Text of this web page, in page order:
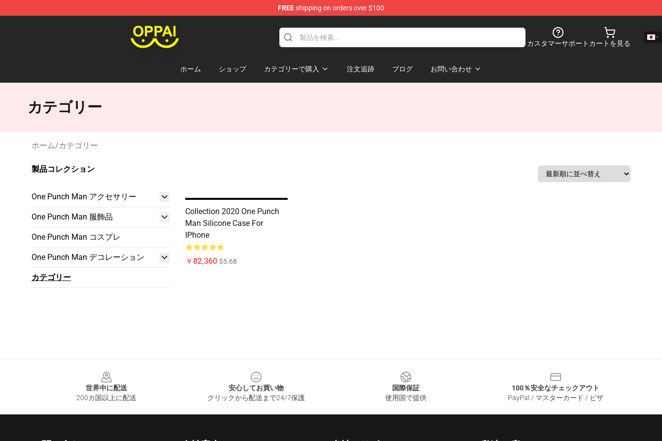
FREEshipping on orders over $100
カスタマーサポート カートを見る
ホーム ショップ カテゴリーで購入 注文追跡 ブログ お問い合わせ
カテゴリー
ホーム/カテゴリー
製品コレクション
One Punch Man アクセサリー
One Punch Man 服飾品
One Punch Man コスプレ
One Punch Man デコレーション
カテゴリー
Collection 2020 One Punch
Man Silicone Case For
IPhone
￥82,360 $5.68
世界中に配送
200カ国以上に配送
安心してお買い物
クリックから配送まで24/7保護
国際保証
使用国で提供
100％安全なチェックアウト
PayPal / マスターカード / ビザ